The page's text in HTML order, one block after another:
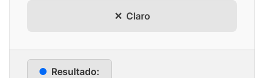
Claro
Resultado: